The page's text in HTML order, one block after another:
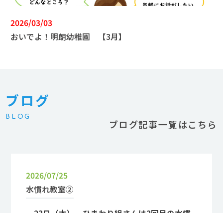
2026/03/03
おいでよ！明朗幼稚園 【3月】
ブログ
BLOG
ブログ記事一覧はこちら
2026/07/25
水慣れ教室②